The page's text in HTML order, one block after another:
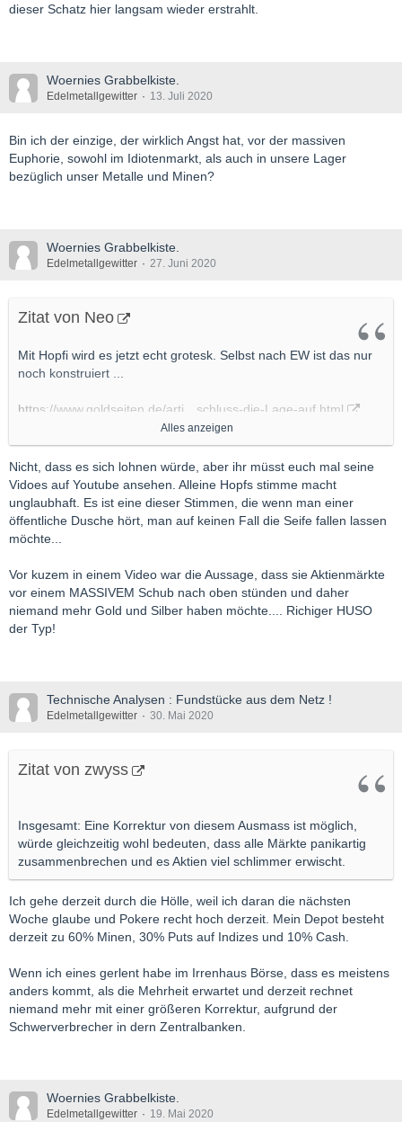
dieser Schatz hier langsam wieder erstrahlt.
Woernies Grabbelkiste.
Edelmetallgewitter 13. Juli 2020
Bin ich der einzige, der wirklich Angst hat, vor der massiven
Euphorie, sowohl im Idiotenmarkt, als auch in unsere Lager
bezüglich unser Metalle und Minen?
Woernies Grabbelkiste.
Edelmetallgewitter 27. Juni 2020
Zitat von Neo
Mit Hopfi wird es jetzt echt grotesk. Selbst nach EW ist das nur
noch konstruiert ...
https://www.goldseiten.de/arti…schluss-die-Lage-auf.html
Entwickelt sich zum absoluten Konstraindikator.
LG
Neo
Alles anzeigen
Nicht, dass es sich lohnen würde, aber ihr müsst euch mal seine
Vidoes auf Youtube ansehen. Alleine Hopfs stimme macht
unglaubhaft. Es ist eine dieser Stimmen, die wenn man einer
öffentliche Dusche hört, man auf keinen Fall die Seife fallen lassen
möchte...
Vor kuzem in einem Video war die Aussage, dass sie Aktienmärkte
vor einem MASSIVEM Schub nach oben stünden und daher
niemand mehr Gold und Silber haben möchte.... Richiger HUSO
der Typ!
Technische Analysen : Fundstücke aus dem Netz !
Edelmetallgewitter 30. Mai 2020
Zitat von zwyss
Insgesamt: Eine Korrektur von diesem Ausmass ist möglich,
würde gleichzeitig wohl bedeuten, dass alle Märkte panikartig
zusammenbrechen und es Aktien viel schlimmer erwischt.
Ich gehe derzeit durch die Hölle, weil ich daran die nächsten
Woche glaube und Pokere recht hoch derzeit. Mein Depot besteht
derzeit zu 60% Minen, 30% Puts auf Indizes und 10% Cash.
Wenn ich eines gerlent habe im Irrenhaus Börse, dass es meistens
anders kommt, als die Mehrheit erwartet und derzeit rechnet
niemand mehr mit einer größeren Korrektur, aufgrund der
Schwerverbrecher in dern Zentralbanken.
Woernies Grabbelkiste.
Edelmetallgewitter 19. Mai 2020